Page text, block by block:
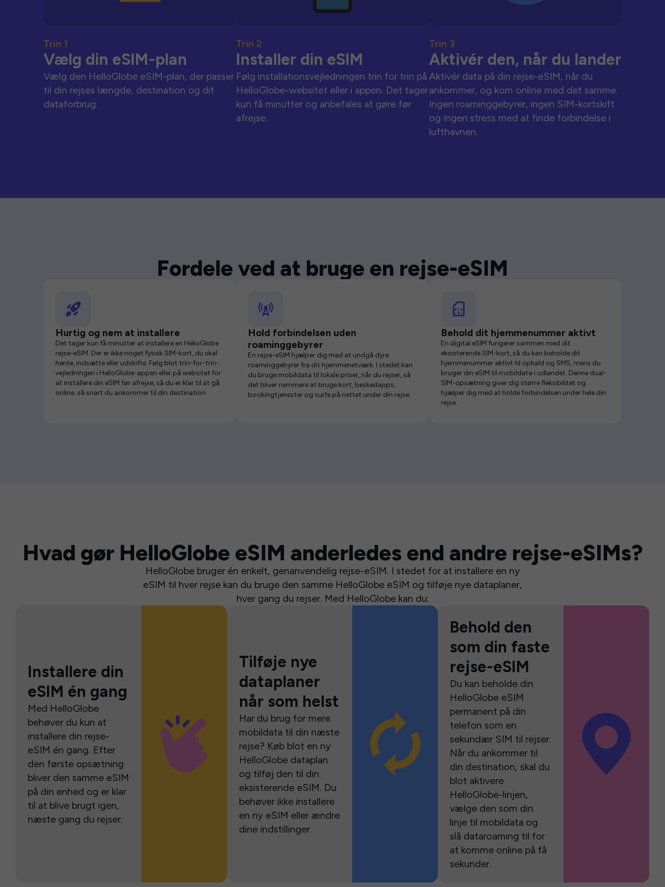
Trin 1
Vælg din eSIM-plan
Vælg den HelloGlobe eSIM-plan, der passer
til din rejses længde, destination og dit
dataforbrug.
Trin 2
Installer din eSIM
Følg installationsvejledningen trin for trin på
HelloGlobe-websitet eller i appen. Det tager
kun få minutter og anbefales at gøre før
afrejse.
Trin 3
Aktivér den, når du lander
Aktivér data på din rejse-eSIM, når du
ankommer, og kom online med det samme.
Ingen roaminggebyrer, ingen SIM-kortskift
og ingen stress med at finde forbindelse i
lufthavnen.
Fordele ved at bruge en rejse-eSIM
Hurtig og nem at installere
Det tager kun få minutter at installere en HelloGlobe
rejse-eSIM. Der er ikke noget fysisk SIM-kort, du skal
hente, indsætte eller udskifte. Følg blot trin-for-trin-
vejledningen i HelloGlobe-appen eller på websitet for
at installere din eSIM før afrejse, så du er klar til at gå
online, så snart du ankommer til din destination.
Hold forbindelsen uden
roaminggebyrer
En rejse-eSIM hjælper dig med at undgå dyre
roaminggebyrer fra dit hjemmenetværk. I stedet kan
du bruge mobildata til lokale priser, når du rejser, så
det bliver nemmere at bruge kort, beskedapps,
bookingtjenester og surfe på nettet under din rejse.
Behold dit hjemmenummer aktivt
En digital eSIM fungerer sammen med dit
eksisterende SIM-kort, så du kan beholde dit
hjemmenummer aktivt til opkald og SMS, mens du
bruger din eSIM til mobildata i udlandet. Denne dual-
SIM-opsætning giver dig større fleksibilitet og
hjælper dig med at holde forbindelsen under hele din
rejse.
Hvad gør HelloGlobe eSIM anderledes end andre rejse-eSIMs?
HelloGlobe bruger én enkelt, genanvendelig rejse-eSIM. I stedet for at installere en ny
eSIM til hver rejse kan du bruge den samme HelloGlobe eSIM og tilføje nye dataplaner,
hver gang du rejser. Med HelloGlobe kan du:
Installere din
eSIM én gang
Med HelloGlobe
behøver du kun at
installere din rejse-
eSIM én gang. Efter
den første opsætning
bliver den samme eSIM
på din enhed og er klar
til at blive brugt igen,
næste gang du rejser.
Tilføje nye
dataplaner
når som helst
Har du brug for mere
mobildata til din næste
rejse? Køb blot en ny
HelloGlobe dataplan
og tilføj den til din
eksisterende eSIM. Du
behøver ikke installere
en ny eSIM eller ændre
dine indstillinger.
Behold den
som din faste
rejse-eSIM
Du kan beholde din
HelloGlobe eSIM
permanent på din
telefon som en
sekundær SIM til rejser.
Når du ankommer til
din destination, skal du
blot aktivere
HelloGlobe-linjen,
vælge den som din
linje til mobildata og
slå dataroaming til for
at komme online på få
sekunder.